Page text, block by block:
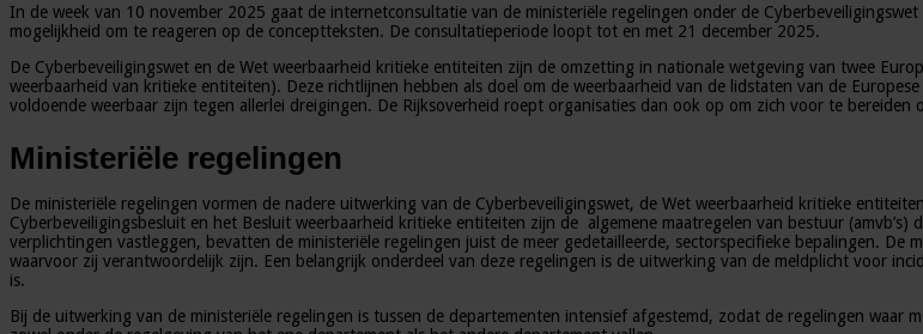
In de week van 10 november 2025 gaat de internetconsultatie van de ministeriële regelingen onder de
mogelijkheid om te reageren op de conceptteksten. De consultatieperiode loopt tot en met 21 december 2025.
De Cyberbeveiligingswet en de Wet weerbaarheid kritieke entiteiten zijn de omzetting in nationale wetgeving van twee
weerbaarheid van kritieke entiteiten). Deze richtlijnen hebben als doel om de weerbaarheid van de lidstaten van de
voldoende weerbaar zijn tegen allerlei dreigingen. De Rijksoverheid roept organisaties dan ook op om zich voor te
Ministeriële regelingen
De ministeriële regelingen vormen de nadere uitwerking van de Cyberbeveiligingswet, de Wet weerbaarheid kritieke
Cyberbeveiligingsbesluit en het Besluit weerbaarheid kritieke entiteiten zijn de algemene maatregelen van bestuur
verplichtingen vastleggen, bevatten de ministeriële regelingen juist de meer gedetailleerde, sectorspecifieke bepalingen.
waarvoor zij verantwoordelijk zijn. Een belangrijk onderdeel van deze regelingen is de uitwerking van de meldplicht voor
is.
Bij de uitwerking van de ministeriële regelingen is tussen de departementen intensief afgestemd, zodat de regelingen waar